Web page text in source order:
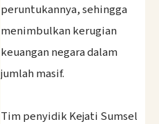
peruntukannya, sehingga
menimbulkan kerugian
keuangan negara dalam
jumlah masif.
‎Tim penyidik Kejati Sumsel